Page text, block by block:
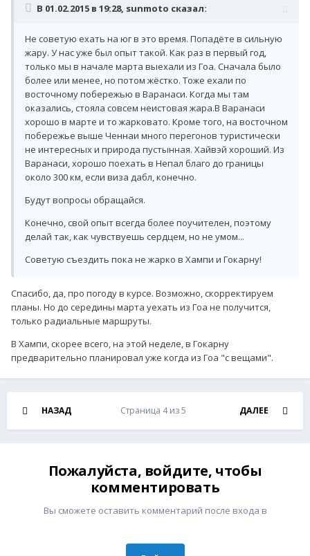
В 01.02.2015 в 19:28, sunmoto сказал:
Не советую ехать на юг в это время. Попадёте в сильную
жару. У нас уже был опыт такой. Как раз в первый год,
только мы в начале марта выехали из Гоа. Сначала было
более или менее, но потом жёстко. Тоже ехали по
восточному побережью в Варанаси. Когда мы там
оказались, стояла совсем неистовая жара.В Варанаси
хорошо в марте и то жарковато. Кроме того, на восточном
побережье выше Ченнаи много перегонов туристически
не интересных и природа пустынная. Хайвэй хороший. Из
Варанаси, хорошо поехать в Непал благо до границы
около 300 км, если виза дабл, конечно.
Будут вопросы обращайся.
Конечно, свой опыт всегда более поучителен, поэтому
делай так, как чувствуешь сердцем, но не умом...
Советую съездить пока не жарко в Хампи и Гокарну!
Спасибо, да, про погоду в курсе. Возможно, скорректируем
планы. Но до середины марта уехать из Гоа не получится,
только радиальные маршруты.
В Хампи, скорее всего, на этой неделе, в Гокарну
предварительно планировал уже когда из Гоа "с вещами".
НАЗАД ДАЛЕЕ
Страница 4 из 5
Пожалуйста, войдите, чтобы
комментировать
Вы сможете оставить комментарий после входа в